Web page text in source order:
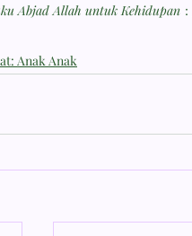
Abjad Allah untuk Kehidupan ：
Anak Anak